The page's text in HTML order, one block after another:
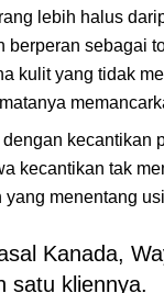
lebih halus
berperan sebagai
kulit yang tidak
kecantikan
kecantikan tak
yang menentang
Kanada,
satu kliennya.